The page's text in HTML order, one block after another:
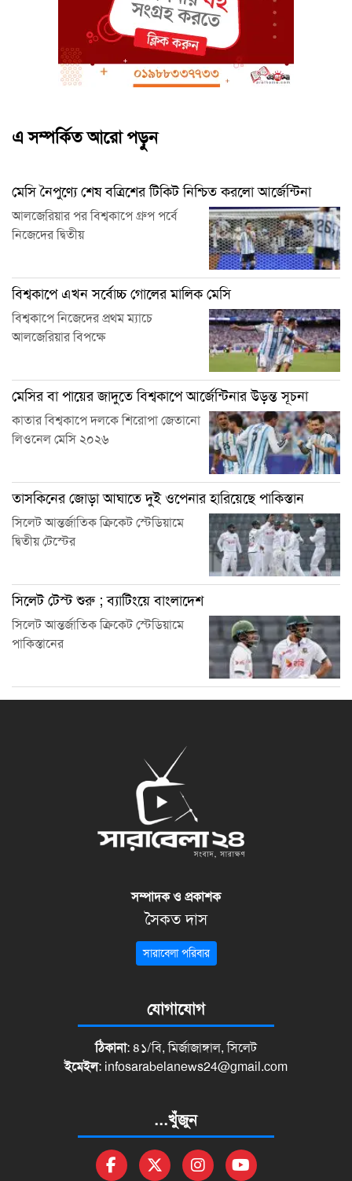
এ সম্পর্কিত আরো পড়ুন
মেসি নৈপুণ্যে শেষ বত্রিশের টিকিট নিশ্চিত করলো আর্জেন্টিনা
আলজেরিয়ার পর বিশ্বকাপে গ্রুপ পর্বে
নিজেদের দ্বিতীয়
বিশ্বকাপে এখন সর্বোচ্চ গোলের মালিক মেসি
বিশ্বকাপে নিজেদের প্রথম ম্যাচে
আলজেরিয়ার বিপক্ষে
মেসির বা পায়ের জাদুতে বিশ্বকাপে আর্জেন্টিনার উড়ন্ত সূচনা
কাতার বিশ্বকাপে দলকে শিরোপা জেতানো
লিওনেল মেসি ২০২৬
তাসকিনের জোড়া আঘাতে দুই ওপেনার হারিয়েছে পাকিস্তান
সিলেট আন্তর্জাতিক ক্রিকেট স্টেডিয়ামে
দ্বিতীয় টেস্টের
সিলেট টেস্ট শুরু ; ব্যাটিংয়ে বাংলাদেশ
সিলেট আন্তর্জাতিক ক্রিকেট স্টেডিয়ামে
পাকিস্তানের
সম্পাদক ও প্রকাশক
সৈকত দাস
সারাবেলা পরিবার
যোগাযোগ
ঠিকানা: ৪১/বি, মির্জাজাঙ্গাল, সিলেট
ইমেইল: infosarabelanews24@gmail.com
...খুঁজুন